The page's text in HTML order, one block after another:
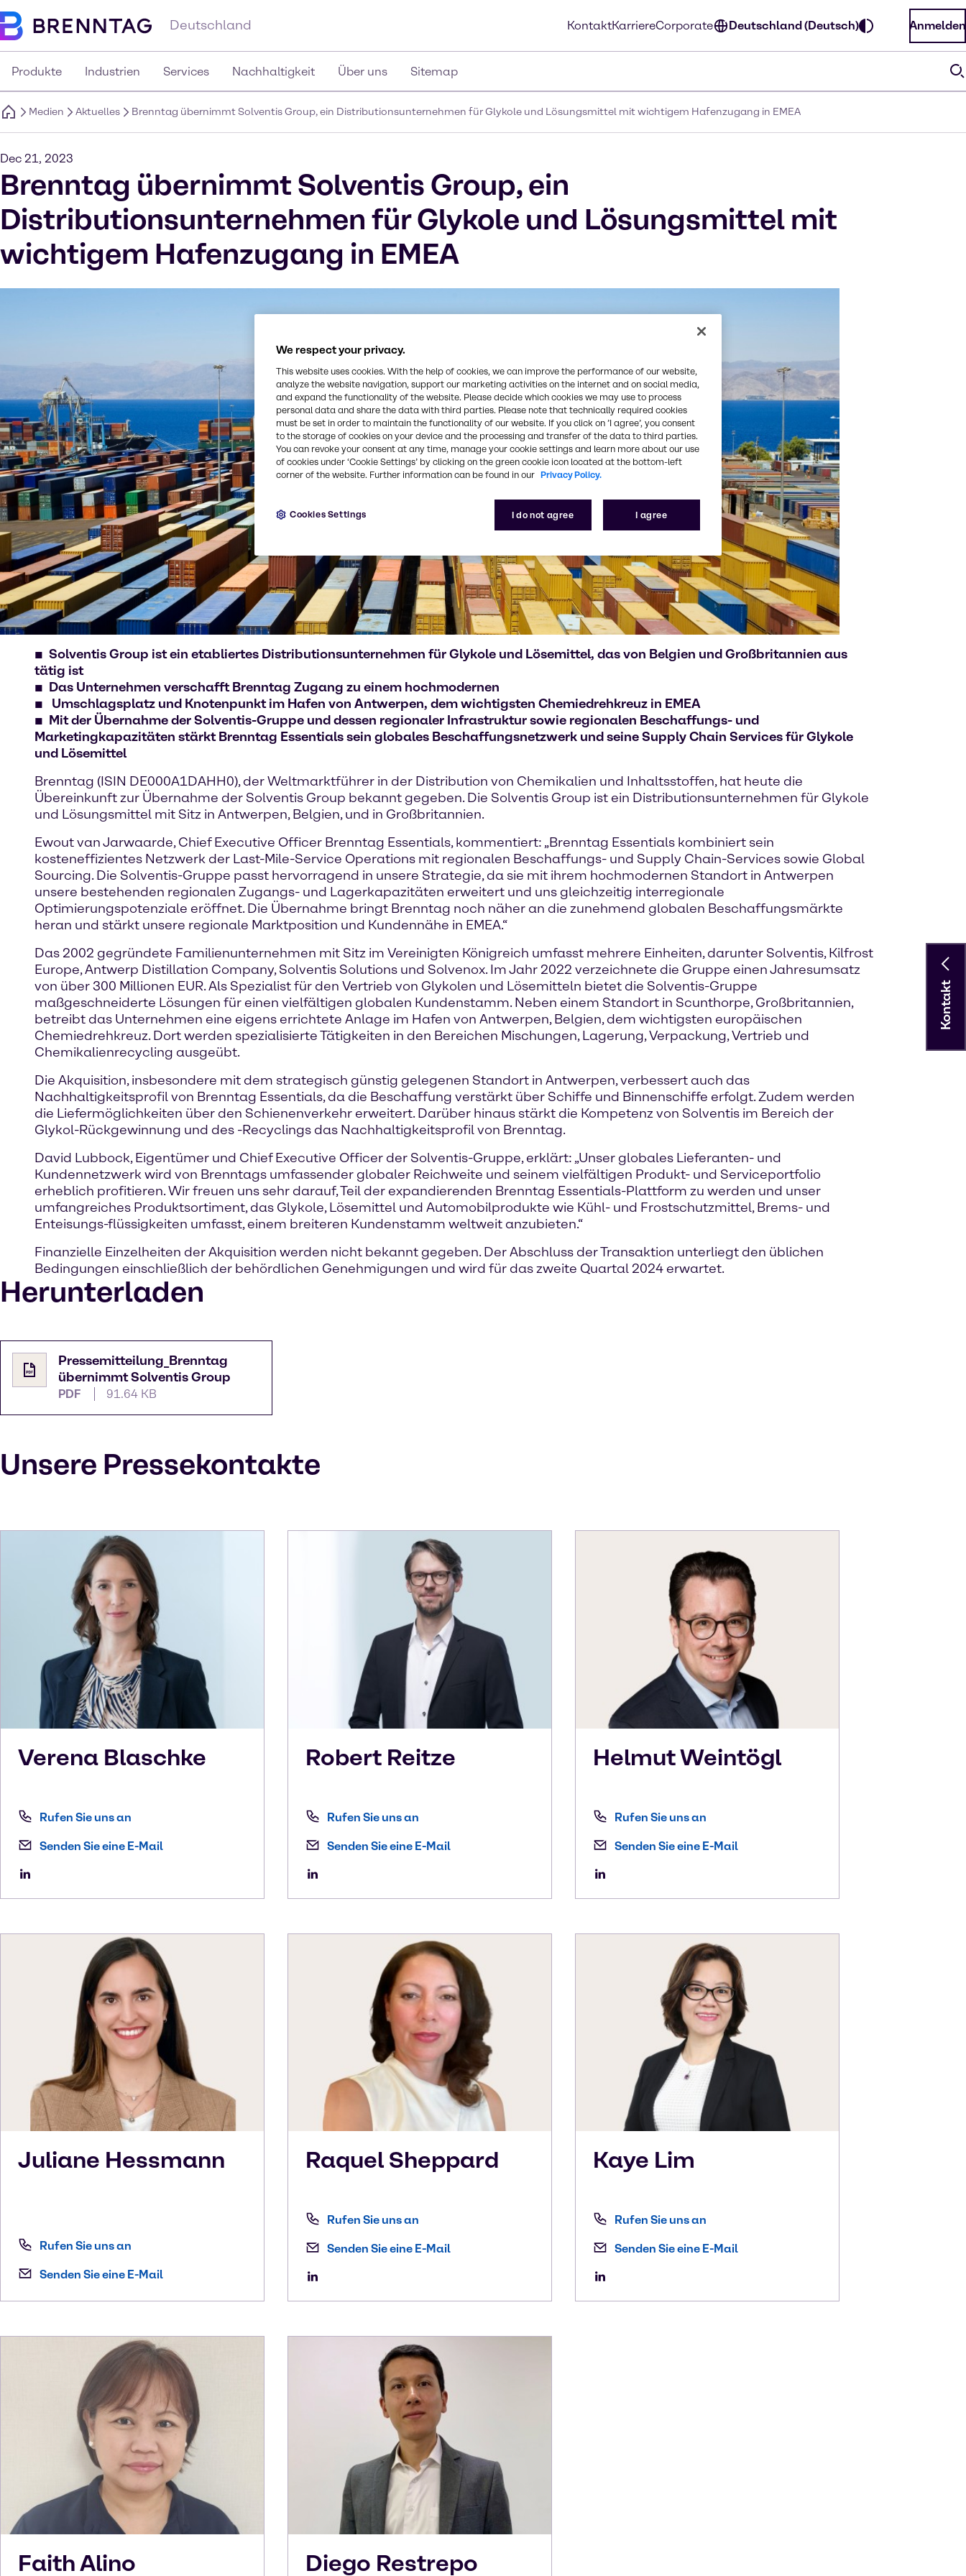
Deutschland KontaktKarriereCorporate Deutschland (Deutsch) Anmelden
Produkte Industrien Services Nachhaltigkeit Über uns Sitemap
Medien Aktuelles Brenntag übernimmt Solventis Group, ein Distributionsunternehmen für Glykole und Lösungsmittel mit wichtigem Hafenzugang in EMEA
Dec 21, 2023
Brenntag übernimmt Solventis Group, ein
Distributionsunternehmen für Glykole und Lösungsmittel mit
wichtigem Hafenzugang in EMEA
Solventis Group ist ein etabliertes Distributionsunternehmen für Glykole und Lösemittel, das von Belgien und Großbritannien aus
tätig ist
Das Unternehmen verschafft Brenntag Zugang zu einem hochmodernen
Umschlagsplatz und Knotenpunkt im Hafen von Antwerpen, dem wichtigsten Chemiedrehkreuz in EMEA
Mit der Übernahme der Solventis-Gruppe und dessen regionaler Infrastruktur sowie regionalen Beschaffungs- und
Marketingkapazitäten stärkt Brenntag Essentials sein globales Beschaffungsnetzwerk und seine Supply Chain Services für Glykole
und Lösemittel
Brenntag (ISIN DE000A1DAHH0), der Weltmarktführer in der Distribution von Chemikalien und Inhaltsstoffen, hat heute die
Übereinkunft zur Übernahme der Solventis Group bekannt gegeben. Die Solventis Group ist ein Distributionsunternehmen für Glykole
und Lösungsmittel mit Sitz in Antwerpen, Belgien, und in Großbritannien.
Ewout van Jarwaarde, Chief Executive Officer Brenntag Essentials, kommentiert: „Brenntag Essentials kombiniert sein
kosteneffizientes Netzwerk der Last-Mile-Service Operations mit regionalen Beschaffungs- und Supply Chain-Services sowie Global
Sourcing. Die Solventis-Gruppe passt hervorragend in unsere Strategie, da sie mit ihrem hochmodernen Standort in Antwerpen
unsere bestehenden regionalen Zugangs- und Lagerkapazitäten erweitert und uns gleichzeitig interregionale
Optimierungspotenziale eröffnet. Die Übernahme bringt Brenntag noch näher an die zunehmend globalen Beschaffungsmärkte
heran und stärkt unsere regionale Marktposition und Kundennähe in EMEA.“
Das 2002 gegründete Familienunternehmen mit Sitz im Vereinigten Königreich umfasst mehrere Einheiten, darunter Solventis, Kilfrost
Europe, Antwerp Distillation Company, Solventis Solutions und Solvenox. Im Jahr 2022 verzeichnete die Gruppe einen Jahresumsatz
von über 300 Millionen EUR. Als Spezialist für den Vertrieb von Glykolen und Lösemitteln bietet die Solventis-Gruppe
maßgeschneiderte Lösungen für einen vielfältigen globalen Kundenstamm. Neben einem Standort in Scunthorpe, Großbritannien,
betreibt das Unternehmen eine eigens errichtete Anlage im Hafen von Antwerpen, Belgien, dem wichtigsten europäischen
Chemiedrehkreuz. Dort werden spezialisierte Tätigkeiten in den Bereichen Mischungen, Lagerung, Verpackung, Vertrieb und
Chemikalienrecycling ausgeübt.
Die Akquisition, insbesondere mit dem strategisch günstig gelegenen Standort in Antwerpen, verbessert auch das
Nachhaltigkeitsprofil von Brenntag Essentials, da die Beschaffung verstärkt über Schiffe und Binnenschiffe erfolgt. Zudem werden
die Liefermöglichkeiten über den Schienenverkehr erweitert. Darüber hinaus stärkt die Kompetenz von Solventis im Bereich der
Glykol-Rückgewinnung und des -Recyclings das Nachhaltigkeitsprofil von Brenntag.
David Lubbock, Eigentümer und Chief Executive Officer der Solventis-Gruppe, erklärt: „Unser globales Lieferanten- und
Kundennetzwerk wird von Brenntags umfassender globaler Reichweite und seinem vielfältigen Produkt- und Serviceportfolio
erheblich profitieren. Wir freuen uns sehr darauf, Teil der expandierenden Brenntag Essentials-Plattform zu werden und unser
umfangreiches Produktsortiment, das Glykole, Lösemittel und Automobilprodukte wie Kühl- und Frostschutzmittel, Brems- und
Enteisungs-flüssigkeiten umfasst, einem breiteren Kundenstamm weltweit anzubieten.“
Finanzielle Einzelheiten der Akquisition werden nicht bekannt gegeben. Der Abschluss der Transaktion unterliegt den üblichen
Bedingungen einschließlich der behördlichen Genehmigungen und wird für das zweite Quartal 2024 erwartet.
Herunterladen
Pressemitteilung_Brenntag
übernimmt Solventis Group
PDF 91.64 KB
Unsere Pressekontakte
Verena Blaschke
Rufen Sie uns an
Senden Sie eine E-Mail
Robert Reitze
Rufen Sie uns an
Senden Sie eine E-Mail
HelmutWeintögl
Rufen Sie uns an
Senden Sie eine E-Mail
Juliane Hessmann
Rufen Sie uns an
Senden Sie eine E-Mail
Raquel Sheppard
Rufen Sie uns an
Senden Sie eine E-Mail
Kaye Lim
Rufen Sie uns an
Senden Sie eine E-Mail
FaithAlino Diego Restrepo
Kontakt
We respect your privacy.
This website uses cookies. With the help of cookies, we can improve the performance of our website,
analyze the website navigation, support our marketing activities on the internet and on social media,
and expand the functionality of the website. Please decide which cookies we may use to process
personal data and share the data with third parties. Please note that technically required cookies
must be set in order to maintain the functionality of our website. If you click on ’I agree’, you consent
to the storage of cookies on your device and the processing and transfer of the data to third parties.
You can revoke your consent at any time, manage your cookie settings and learn more about our use
of cookies under ‘Cookie Settings’ by clicking on the green cookie icon located at the bottom-left
corner of the website. Further information can be found in our Privacy Policy.
I do not agree I agree
Cookies Settings